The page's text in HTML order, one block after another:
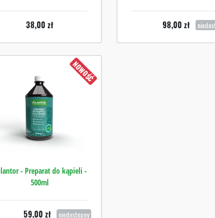
38,00 zł 98,00 zł
NOWOŚĆ
- Preparat do kąpieli -
500ml
59,00 zł niedostępny